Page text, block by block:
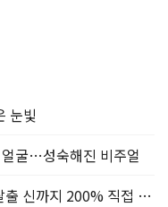
눈빛
얼굴…성숙해진 비주얼
'액션 가이' 재탄생 이동욱, 상탈 탈출 신까지 200% 직접 소화